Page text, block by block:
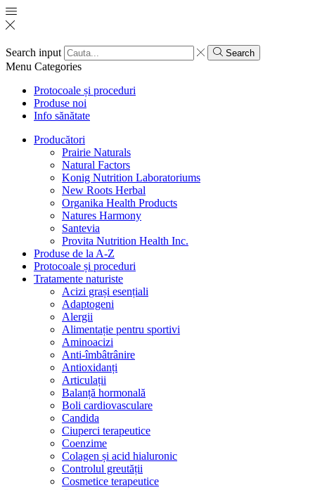
Search input Search
Menu Categories
Protocoale și proceduri
Produse noi
Info sănătate
Producători
Prairie Naturals
Natural Factors
Konig Nutrition Laboratoriums
New Roots Herbal
Organika Health Products
Natures Harmony
Santevia
Provita Nutrition Health Inc.
Produse de la A-Z
Protocoale și proceduri
Tratamente naturiste
Acizi grași esențiali
Adaptogeni
Alergii
Alimentație pentru sportivi
Aminoacizi
Anti-îmbâtrânire
Antioxidanți
Articulații
Balanță hormonală
Boli cardiovasculare
Candida
Ciuperci terapeutice
Coenzime
Colagen și acid hialuronic
Controlul greutății
Cosmetice terapeutice